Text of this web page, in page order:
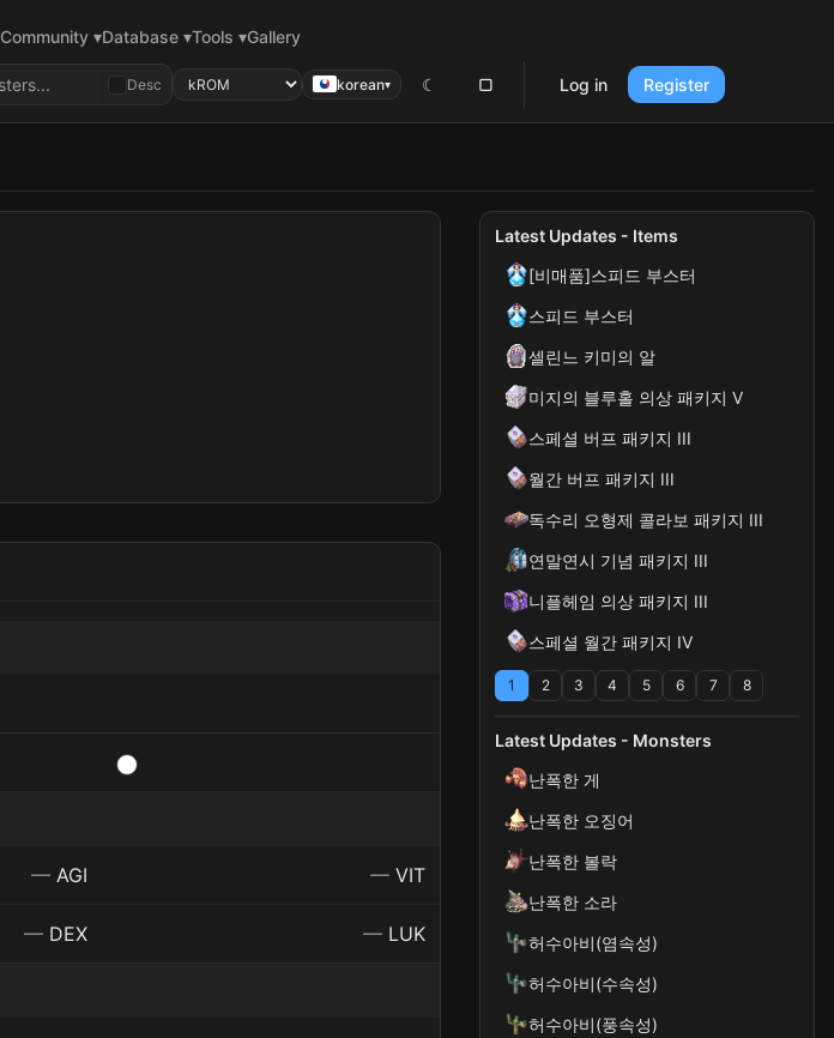
Community ▾Database ▾Tools ▾Gallery
Desc korean▾ ☾ ▢ Log in Register
— AGI — VIT
— DEX — LUK
Latest Updates - Items
[비매품]스피드 부스터
스피드 부스터
셀린느 키미의 알
미지의 블루홀 의상 패키지 V
스페셜 버프 패키지 III
월간 버프 패키지 III
독수리 오형제 콜라보 패키지 III
연말연시 기념 패키지 III
니플헤임 의상 패키지 III
스페셜 월간 패키지 IV
1 2 3 4 5 6 7 8
Latest Updates - Monsters
난폭한 게
난폭한 오징어
난폭한 볼락
난폭한 소라
허수아비(염속성)
허수아비(수속성)
허수아비(풍속성)